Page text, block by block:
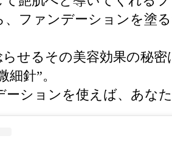
、ファンデーションを塗
せるその美容効果の秘
細針”。
ーションを使えば、あな